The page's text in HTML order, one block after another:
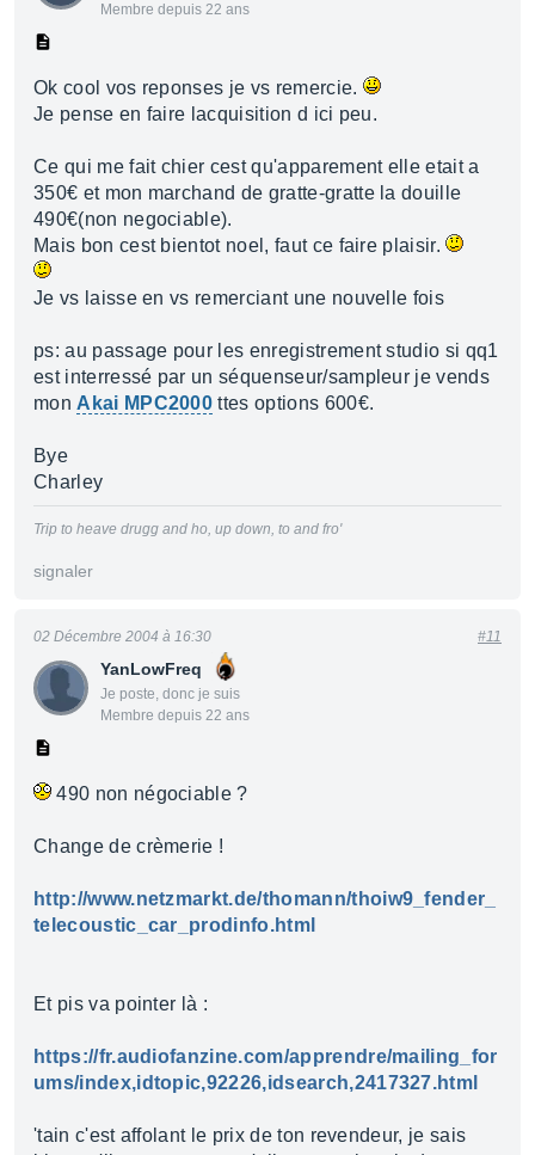
Membre depuis 22 ans
Ok cool vos reponses je vs remercie.
Je pense en faire lacquisition d ici peu.
Ce qui me fait chier cest qu'apparement elle etait a
350€ et mon marchand de gratte-gratte la douille
490€(non negociable).
Mais bon cest bientot noel, faut ce faire plaisir.
Je vs laisse en vs remerciant une nouvelle fois
ps: au passage pour les enregistrement studio si qq1
est interressé par un séquenseur/sampleur je vends
mon Akai MPC2000 ttes options 600€.
Bye
Charley
Trip to heave drugg and ho, up down, to and fro'
signaler
YanLowFreq
Je poste, donc je suis
Membre depuis 22 ans
02 Décembre 2004 à 16:30 #11
490 non négociable ?
Change de crèmerie !
http://www.netzmarkt.de/thomann/thoiw9_fender_
telecoustic_car_prodinfo.html
Et pis va pointer là :
https://fr.audiofanzine.com/apprendre/mailing_for
ums/index,idtopic,92226,idsearch,2417327.html
'tain c'est affolant le prix de ton revendeur, je sais